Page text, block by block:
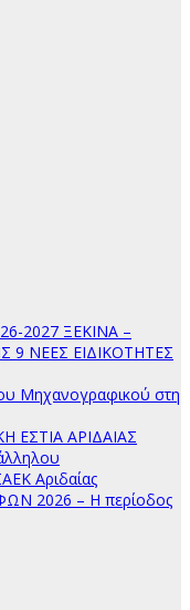
2027 ΞΕΚΙΝΑ –
9 ΝΕΕΣ ΕΙΔΙΚΟΤΗΤΕΣ
Μηχανογραφικού στη
ΕΣΤΙΑ ΑΡΙΔΑΙΑΣ
Αριδαίας
2026 – Η περίοδος